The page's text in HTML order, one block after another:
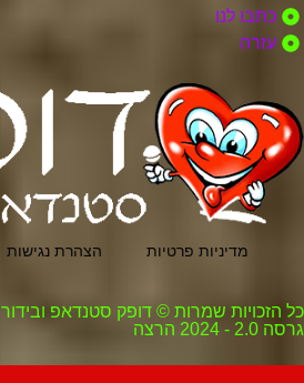
כתבו לנו
עזרה
מדיניות פרטיות הצהרת נגישות
כל הזכויות שמרות © דופק סטנדאפ ובידור 2014-2024.
גרסה 2.0 - 2024 הרצה